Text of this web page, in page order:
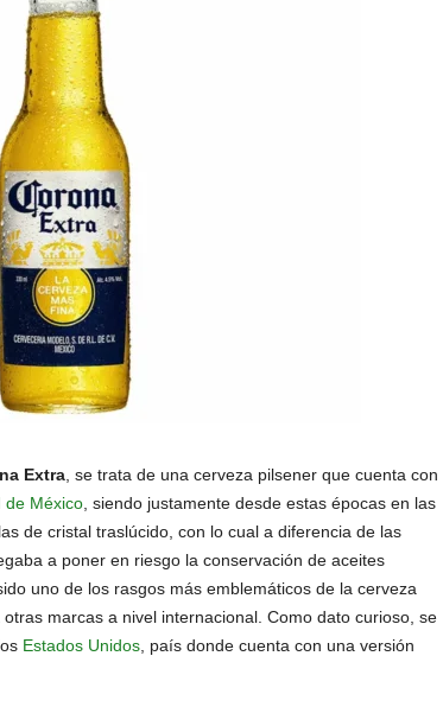
Extra, se trata de una cerveza pilsener que cuenta con
de México, siendo justamente desde estas épocas en las
de cristal traslúcido, con lo cual a diferencia de las
a poner en riesgo la conservación de aceites
uno de los rasgos más emblemáticos de la cerveza
marcas a nivel internacional. Como dato curioso, se
Estados Unidos, país donde cuenta con una versión